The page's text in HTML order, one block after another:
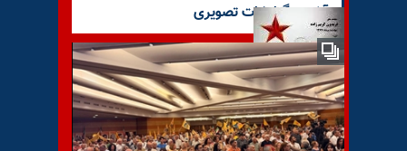
با یاد مجاهد شهید فریدون
کریم زاده
آخرین گزارشات تصویری